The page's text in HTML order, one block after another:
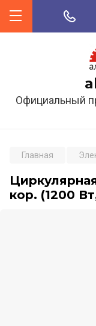
Официальный
Главная
кор. (1200